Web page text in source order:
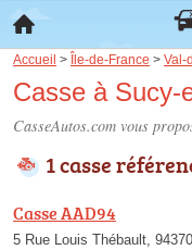
Accueil > Île-de-France > Val-
Casse à Sucy-
CasseAutos.com vous
1 casse
Casse AAD94
5 Rue Louis Thébault,